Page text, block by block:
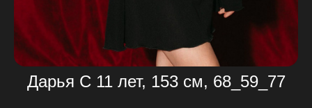
Дарья С 11 лет, 153 см, 68_59_77